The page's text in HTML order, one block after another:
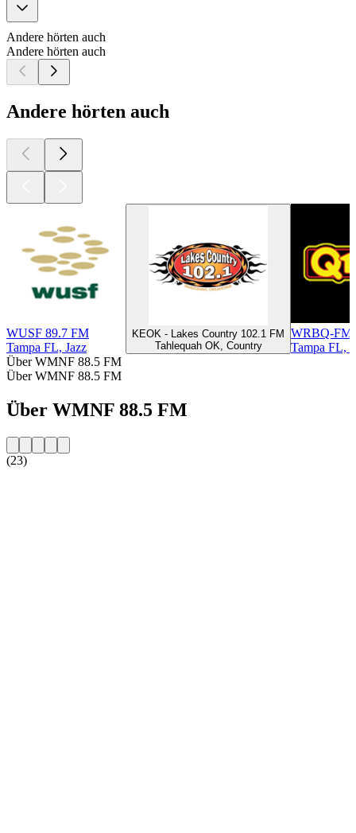
Andere hörten auch
Andere hörten auch
Andere hörten auch
WUSF 89.7 FM
Tampa FL, Jazz
KEOK - Lakes Country 102.1 FM
Tahlequah OK, Country
WRBQ-FM
Tampa FL,
Über WMNF 88.5 FM
Über WMNF 88.5 FM
Über WMNF 88.5 FM
(23)